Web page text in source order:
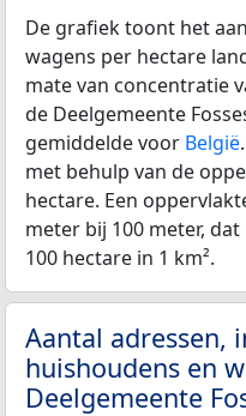
De grafiek toont het
wagens per hectare
mate van concentratie
de Deelgemeente
gemiddelde voor België
met behulp van de
hectare. Een
meter bij 100 meter, dat
100 hectare in 1 km².
Aantal adressen,
huishoudens en
Deelgemeente